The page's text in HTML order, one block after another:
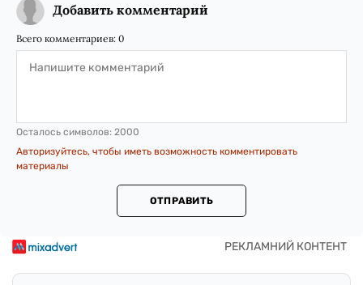
Добавить комментарий
Всего комментариев: 0
Осталось символов: 2000
Авторизуйтесь, чтобы иметь возможность комментировать
материалы
ОТПРАВИТЬ